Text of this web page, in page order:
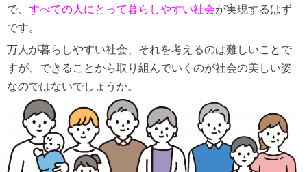
で、 すべての人にとって暮らしやすい社会が実現するはず
です。
万人が暮らしやすい社会、それを考えるのは難しいことで
すが、できることから取り組んでいくのが社会の美しい姿
なのではないでしょうか。